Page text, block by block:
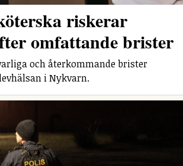
riskerar
omfattande brister
och återkommande brister
i Nykvarn.